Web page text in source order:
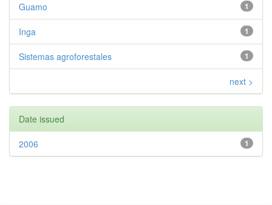
1
Guamo
1
Inga
1
Sistemas agroforestales
next >
Date issued
1
2006